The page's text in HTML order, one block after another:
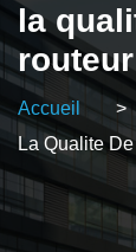
la
Accueil
>
La Qualite